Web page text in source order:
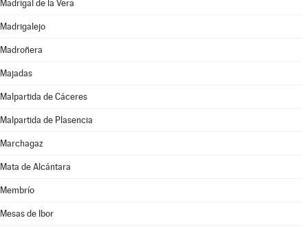
Madrigal de la Vera
Madrigalejo
Madroñera
Majadas
Malpartida de Cáceres
Malpartida de Plasencia
Marchagaz
Mata de Alcántara
Membrío
Mesas de Ibor